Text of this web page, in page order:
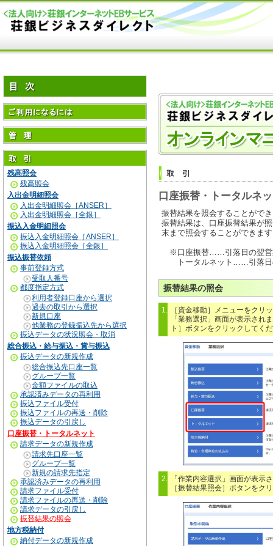
残高照会
残高照会
入出金明細照会
入出金明細照会［ANSER］
入出金明細照会［全銀］
振込入金明細照会
振込入金明細照会［ANSER］
振込入金明細照会［全銀］
振込振替依頼
事前登録方式
受取人番号
都度指定方式
利用者登録口座から選択
過去の取引から選択
新規口座
他業務の登録振込先から選択
振込データの状況照会・取消
総合振込・給与振込・賞与振込
振込データの新規作成
総合振込先口座一覧
グループ一覧
金額ファイルの取込
承認済みデータの再利用
振込ファイル受付
振込ファイルの再送・削除
振込データの引戻し
口座振替・トータルネット
請求データの新規作成
請求先口座一覧
グループ一覧
新規の請求先指定
承認済みデータの再利用
請求ファイル受付
請求ファイルの再送・削除
請求データの引戻し
振替結果の照会
地方税納付
納付データの新規作成
口座振替・トータルネ
振替結果を照会することがで
振替結果は、口座振替結果が
末まで照会することができま
※口座振替……引落日の翌営
トータルネット……引落日
振替結果の照会
1.
［資金移動］メニューをクリ
「業務選択」画面が表示され
ト］ボタンをクリックしてく
2.
「作業内容選択」画面が表示
［振替結果照会］ボタンをク